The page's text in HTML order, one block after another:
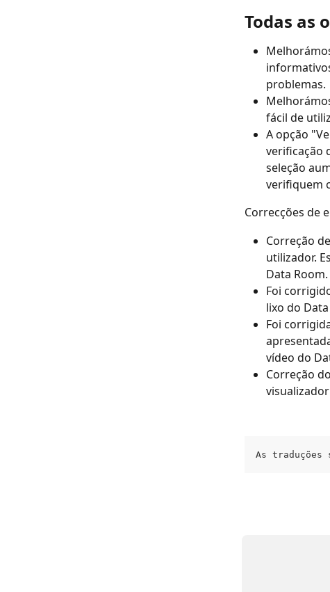
Todas as
problemas.
fácil de
A opção
verificação
seleção
verifiquem
Correcções de
Correção
utilizador.
Data Room.
Foi
lixo do
Foi
vídeo do
Correção
As